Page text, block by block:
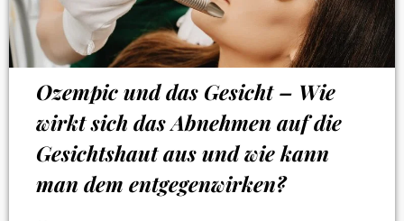
Ozempic und das Gesicht – Wie
wirkt sich das Abnehmen auf die
Gesichtshaut aus und wie kann
man dem entgegenwirken?